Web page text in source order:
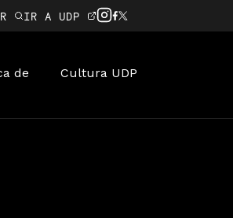
IR A UDP
de Cultura UDP